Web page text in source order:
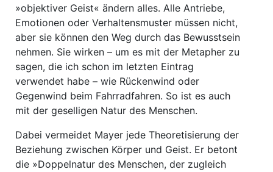
»objektiver Geist« ändern alles. Alle Antriebe,
Emotionen oder Verhaltensmuster müssen nicht,
aber sie können den Weg durch das Bewusstsein
nehmen. Sie wirken – um es mit der Metapher zu
sagen, die ich schon im letzten Eintrag
verwendet habe – wie Rückenwind oder
Gegenwind beim Fahrradfahren. So ist es auch
mit der geselligen Natur des Menschen.
Dabei vermeidet Mayer jede Theoretisierung der
Beziehung zwischen Körper und Geist. Er betont
die »Doppelnatur des Menschen, der zugleich